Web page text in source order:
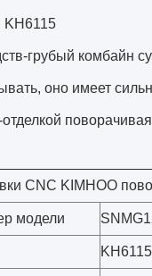
KH6115
грубый комбайн
оно имеет
отделкой
CNC KIMHOO
модели
KH6115